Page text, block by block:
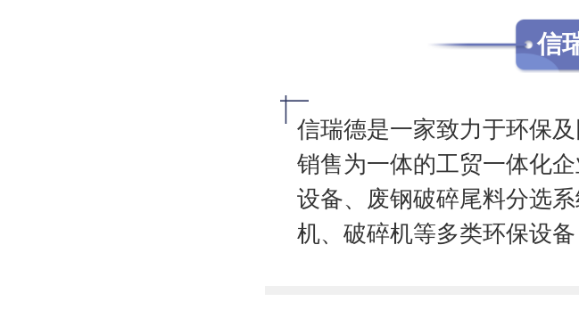
信
信瑞德是一家致力于环保
销售为一体的工贸一体化
设备、废钢破碎尾料分选
机、破碎机等多类环保设备